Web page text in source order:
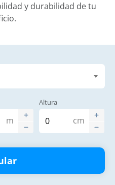
y durabilidad de tu
m
Altura
cm